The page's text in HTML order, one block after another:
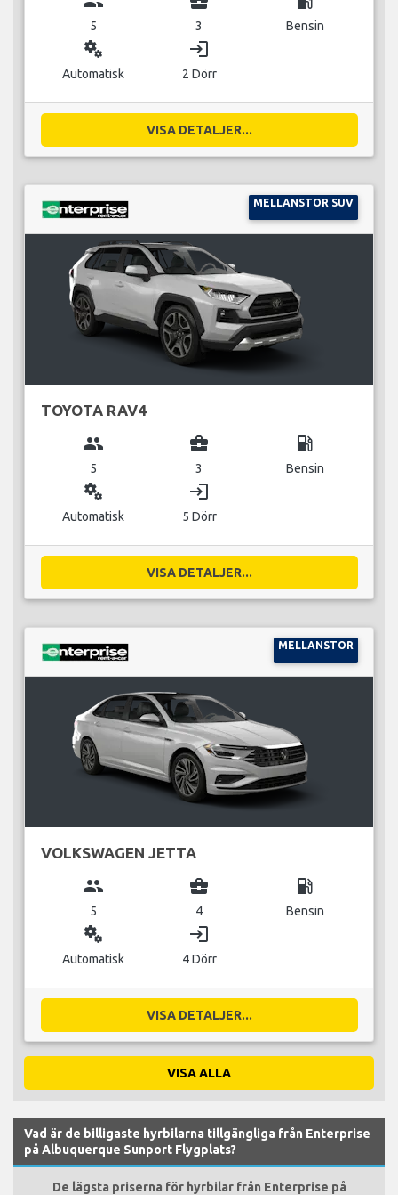
5 3 Bensin
miscellaneous_services
Automatisk
login
2 Dörr
VISA DETALJER...
MELLANSTOR SUV
TOYOTA RAV4
group
5
business_center
3
local_gas_station
Bensin
miscellaneous_services
Automatisk
login
5 Dörr
VISA DETALJER...
MELLANSTOR
VOLKSWAGEN JETTA
group
5
business_center
4
local_gas_station
Bensin
miscellaneous_services
Automatisk
login
4 Dörr
VISA DETALJER...
VISA ALLA
Vad är de billigaste hyrbilarna tillgängliga från Enterprise
på Albuquerque Sunport Flygplats?
De lägsta priserna för hyrbilar från Enterprise på